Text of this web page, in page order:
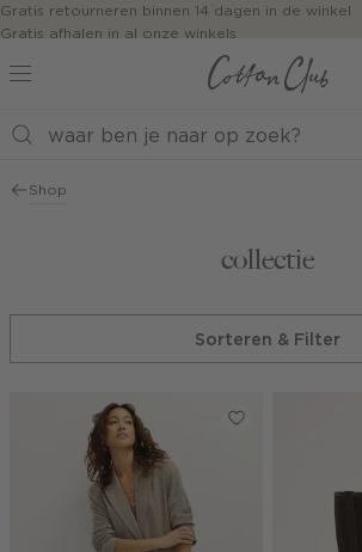
Navigeer
direct naar
hoofdinhoud
zoekbalk
direct
Gratis retourneren binnen 14 dagen in de winkel
Gratis afhalen in al onze winkels
Jouw bestelling wordt binnen 1 tot 5 dagen
Betaal zoals jij wilt: o.a. iDEAL | Wero, Riverty,
Shop
collectie
Sorteren & Filter